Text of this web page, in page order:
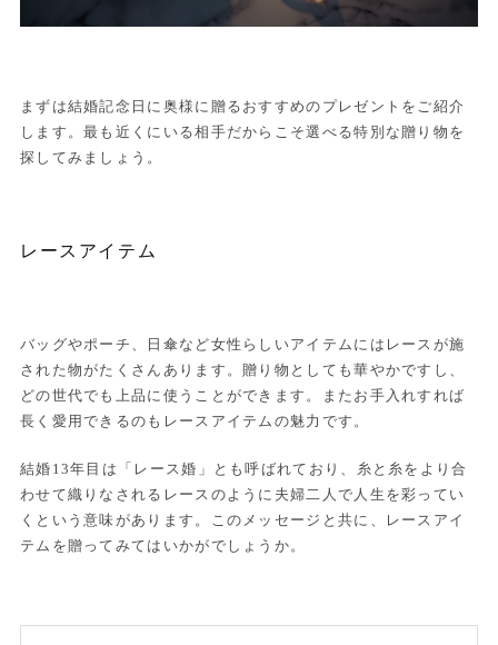
まずは結婚記念日に奥様に贈るおすすめのプレゼントをご紹介
します。最も近くにいる相手だからこそ選べる特別な贈り物を
探してみましょう。
レースアイテム
バッグやポーチ、日傘など女性らしいアイテムにはレースが施
された物がたくさんあります。贈り物としても華やかですし、
どの世代でも上品に使うことができます。またお手入れすれば
長く愛用できるのもレースアイテムの魅力です。
結婚13年目は「レース婚」とも呼ばれており、糸と糸をより合
わせて織りなされるレースのように夫婦二人で人生を彩ってい
くという意味があります。このメッセージと共に、レースアイ
テムを贈ってみてはいかがでしょうか。